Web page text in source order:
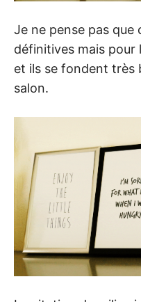
Je ne pense pas que
définitives mais pour
et ils se fondent très
salon.